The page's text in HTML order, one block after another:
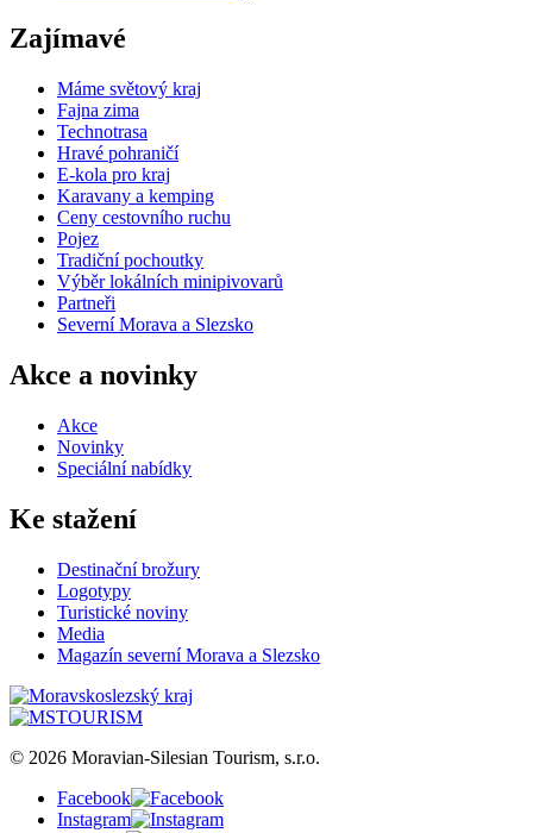
Zajímavé
Máme světový kraj
Fajna zima
Technotrasa
Hravé pohraničí
E-kola pro kraj
Karavany a kemping
Ceny cestovního ruchu
Pojez
Tradiční pochoutky
Výběr lokálních minipivovarů
Partneři
Severní Morava a Slezsko
Akce a novinky
Akce
Novinky
Speciální nabídky
Ke stažení
Destinační brožury
Logotypy
Turistické noviny
Media
Magazín severní Morava a Slezsko
© 2026 Moravian-Silesian Tourism, s.r.o.
Facebook
Instagram